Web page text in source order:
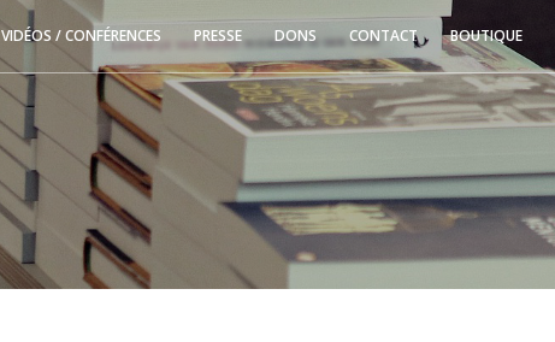
VIDÉOS / CONFÉRENCES PRESSE DONS CONTACT BOUTIQUE